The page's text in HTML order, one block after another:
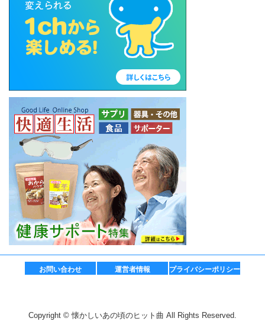
お問い合わせ 運営者情報 プライバシーポリシー
Copyright © 懐かしいあの頃のヒット曲 All Rights Reserved.